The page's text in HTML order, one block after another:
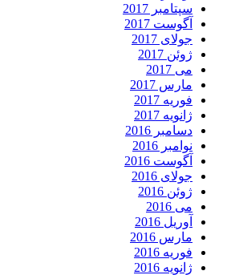
سپتامبر 2017
آگوست 2017
جولای 2017
ژوئن 2017
می 2017
مارس 2017
فوریه 2017
ژانویه 2017
دسامبر 2016
نوامبر 2016
آگوست 2016
جولای 2016
ژوئن 2016
می 2016
آوریل 2016
مارس 2016
فوریه 2016
ژانویه 2016